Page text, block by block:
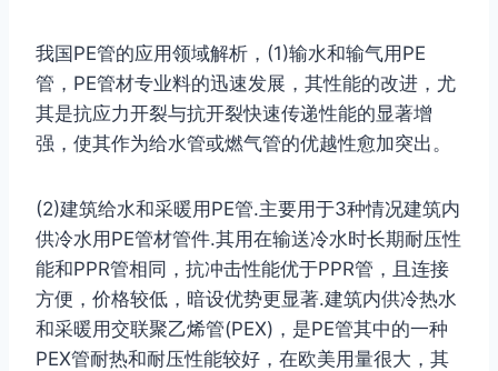
我国PE管的应用领域解析，(1)输水和输气用PE
管，PE管材专业料的迅速发展，其性能的改进，尤
其是抗应力开裂与抗开裂快速传递性能的显著增
强，使其作为给水管或燃气管的优越性愈加突出。
(2)建筑给水和采暖用PE管.主要用于3种情况建筑内
供冷水用PE管材管件.其用在输送冷水时长期耐压性
能和PPR管相同，抗冲击性能优于PPR管，且连接
方便，价格较低，暗设优势更显著.建筑内供冷热水
和采暖用交联聚乙烯管(PEX)，是PE管其中的一种
PEX管耐热和耐压性能较好，在欧美用量很大，其